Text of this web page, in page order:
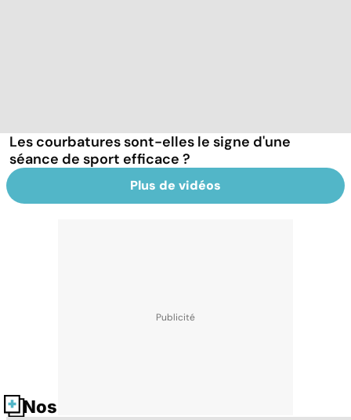
Les courbatures sont-elles le signe d'une
séance de sport efficace ?
Plus de vidéos
Nos fiches santé